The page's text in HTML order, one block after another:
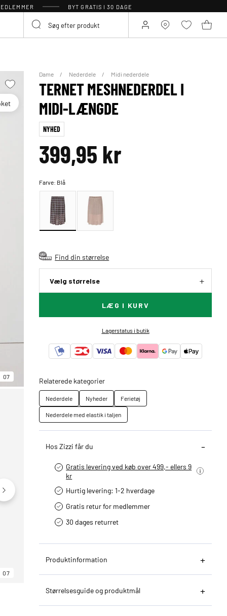
BYT GRATIS I 30 DAGE
07
07 06 07
Dame Nederdele Midi nederdele
TERNET MESHNEDERDEL I
MIDI-LÆNGDE
NYHED
399,95 kr
Farve: Blå
Find din størrelse
Vælg størrelse
LÆG I KURV
Lagerstatus i butik
Relaterede kategorier
Nederdele Nyheder
Ferietøj
Nederdele med elastik i taljen
Hos Zizzi får du
Gratis levering ved køb over 499,- ellers 9
kr
Hurtig levering­: 1-2 hverdage
Gratis retur for medlemmer
30 dages returret
Produktinformation
Størrelsesguide og produktmål